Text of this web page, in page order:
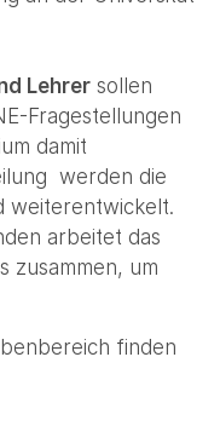
Lehrer sollen
Fragestellungen
damit
werden die
weiterentwickelt.
arbeitet das
zusammen, um
finden